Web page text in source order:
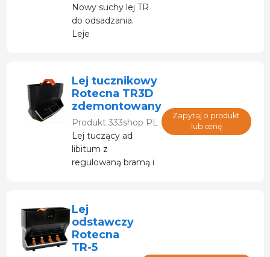
Nowy suchy lej TR
do odsadzania.
Leje
nadal stanowić
najlepszy wybór
dla najbardziej
wymagających
hodowców
zwierząt
gospodarskich.
Lej tucznikowy
Rotecna TR3D
zdemontowany
Produkt 333shop PL
Lej tuczący ad
libitum z
regulowaną bramą i
Zapytaj o produkt
lub cenę
Lej
odstawczy
Rotecna
TR-5